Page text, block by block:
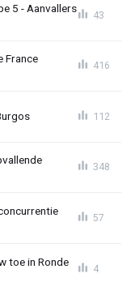
5 - Aanvallers
43
France
416
112
348
57
toe in Ronde
4